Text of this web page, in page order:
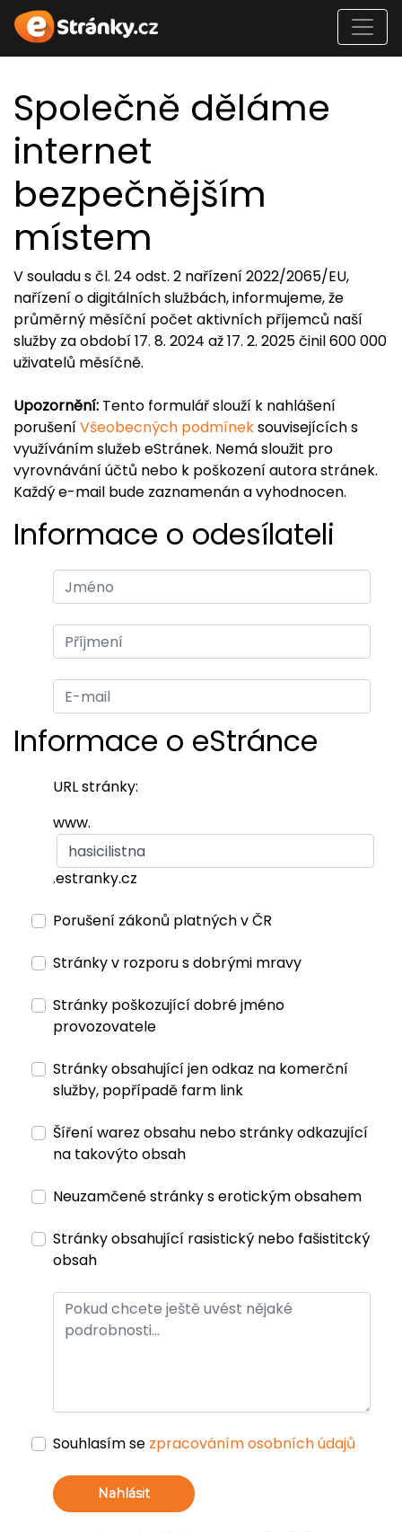
Společně děláme
internet
bezpečnějším
místem
V souladu s čl. 24 odst. 2 nařízení 2022/2065/EU,
nařízení o digitálních službách, informujeme, že
průměrný měsíční počet aktivních příjemců naší
služby za období 17. 8. 2024 až 17. 2. 2025 činil 600 000
uživatelů měsíčně.
Upozornění: Tento formulář slouží k nahlášení
porušeníVšeobecných podmíneksouvisejících s
využíváním služeb eStránek. Nemá sloužit pro
vyrovnávání účtů nebo k poškození autora stránek.
Každý e-mail bude zaznamenán a vyhodnocen.
Informace o odesílateli
Informace o eStránce
URL stránky:
www.
.estranky.cz
Porušení zákonů platných v ČR
Stránky v rozporu s dobrými mravy
Stránky poškozující dobré jméno
provozovatele
Stránky obsahující jen odkaz na komerční
služby, popřípadě farm link
Šíření warez obsahu nebo stránky odkazující
na takovýto obsah
Neuzamčené stránky s erotickým obsahem
Stránky obsahující rasistický nebo fašistitcký
obsah
Souhlasím se zpracováním osobních údajů
Nahlásit